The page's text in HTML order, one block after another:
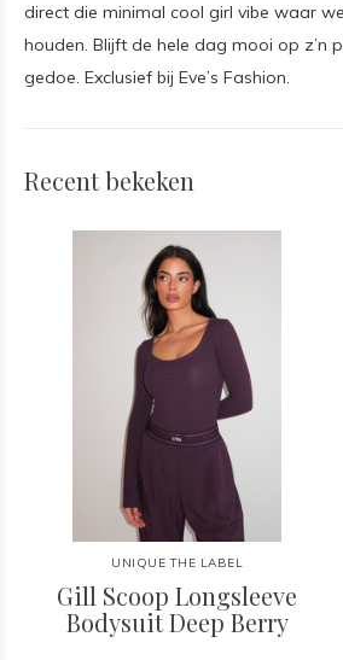
direct die minimal cool girl vibe waar
houden. Blijft de hele dag mooi op z’n
gedoe. Exclusief bij Eve’s Fashion.
Recent bekeken
UNIQUE THE LABEL
Gill Scoop Longsleeve
Bodysuit Deep Berry